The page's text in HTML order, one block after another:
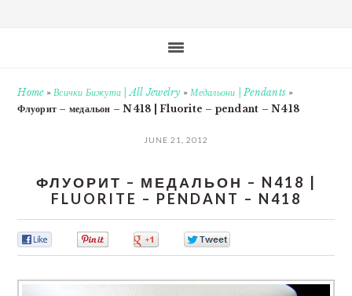
Home»Всички Бижута | All Jewelry »Медальони | Pendants »
Флуорит – медальон – N418 | Fluorite – pendant – N418
JUNE 21, 2012
ФЛУОРИТ – МЕДАЛЬОН – N418 |
FLUORITE – PENDANT – N418